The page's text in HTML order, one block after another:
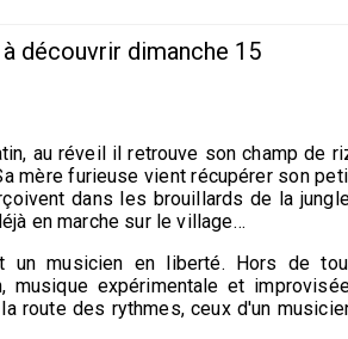
découvrir dimanche 15
au réveil il retrouve son champ de
mère furieuse vient récupérer son
dans les brouillards de la
en marche sur le village…
un musicien en liberté. Hors de
expérimentale et
route des rythmes, ceux d'un